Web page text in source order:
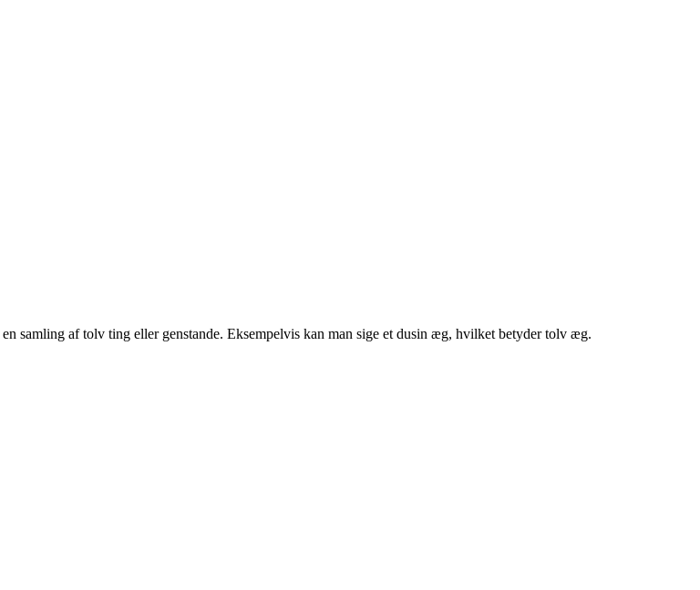
samling af tolv ting eller genstande. Eksempelvis kan man sige et dusin æg, hvilket betyder tolv æg.